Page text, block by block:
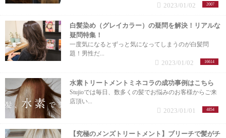
2007
2023/01/02
白髪染め（グレイカラー）の疑問を解決！リアルな
疑問特集！
一度気になるとずっと気になってしまうのが白髪問
題！男性だ...
16614
2023/01/02
水素トリートメントミネコラの成功事例はこちら
Stujioでは毎日、数多くの髪でお悩みのお客様からご来
店頂い...
4854
2023/01/01
【究極のメンズトリートメント】ブリーチで髪がチ